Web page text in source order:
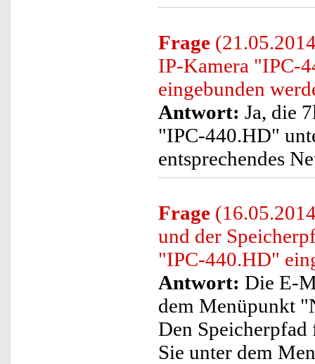
Frage
IP-Kamera "IPC-
eingebunden
Antwort: Ja, die
"IPC-440.HD"
entsprechendes
Frage
und der
"IPC-440.HD"
Antwort: Die E-
dem Menüpunkt
Den
Sie unter dem